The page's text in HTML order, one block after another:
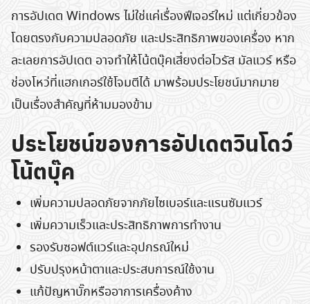
การอัปเดต Windows ไม่ใช่แค่เรื่องฟีเจอร์ใหม่ แต่เกี่ยวข้อง
โดยตรงกับความปลอดภัย และประสิทธิภาพของเครื่อง หาก
ละเลยการอัปเดต อาจทำให้โน้ตบุ๊คเสี่ยงต่อไวรัส มัลแวร์ หรือ
ช่องโหว่ที่แฮกเกอร์ใช้โจมตีได้ มาพร้อมประโยชน์มากมาย
เป็นเรื่องสำคัญที่ห้ามมองข้าม
ประโยชน์ของการอัปเดตวินโดว์
โน้ตบุ๊ค
เพิ่มความปลอดภัยจากภัยไซเบอร์และแรนซัมแวร์
เพิ่มความเร็วและประสิทธิภาพการทำงาน
รองรับซอฟต์แวร์และอุปกรณ์ใหม่
ปรับปรุงหน้าตาและประสบการณ์ใช้งาน
แก้ปัญหาบั๊กหรืออาการเครื่องค้าง